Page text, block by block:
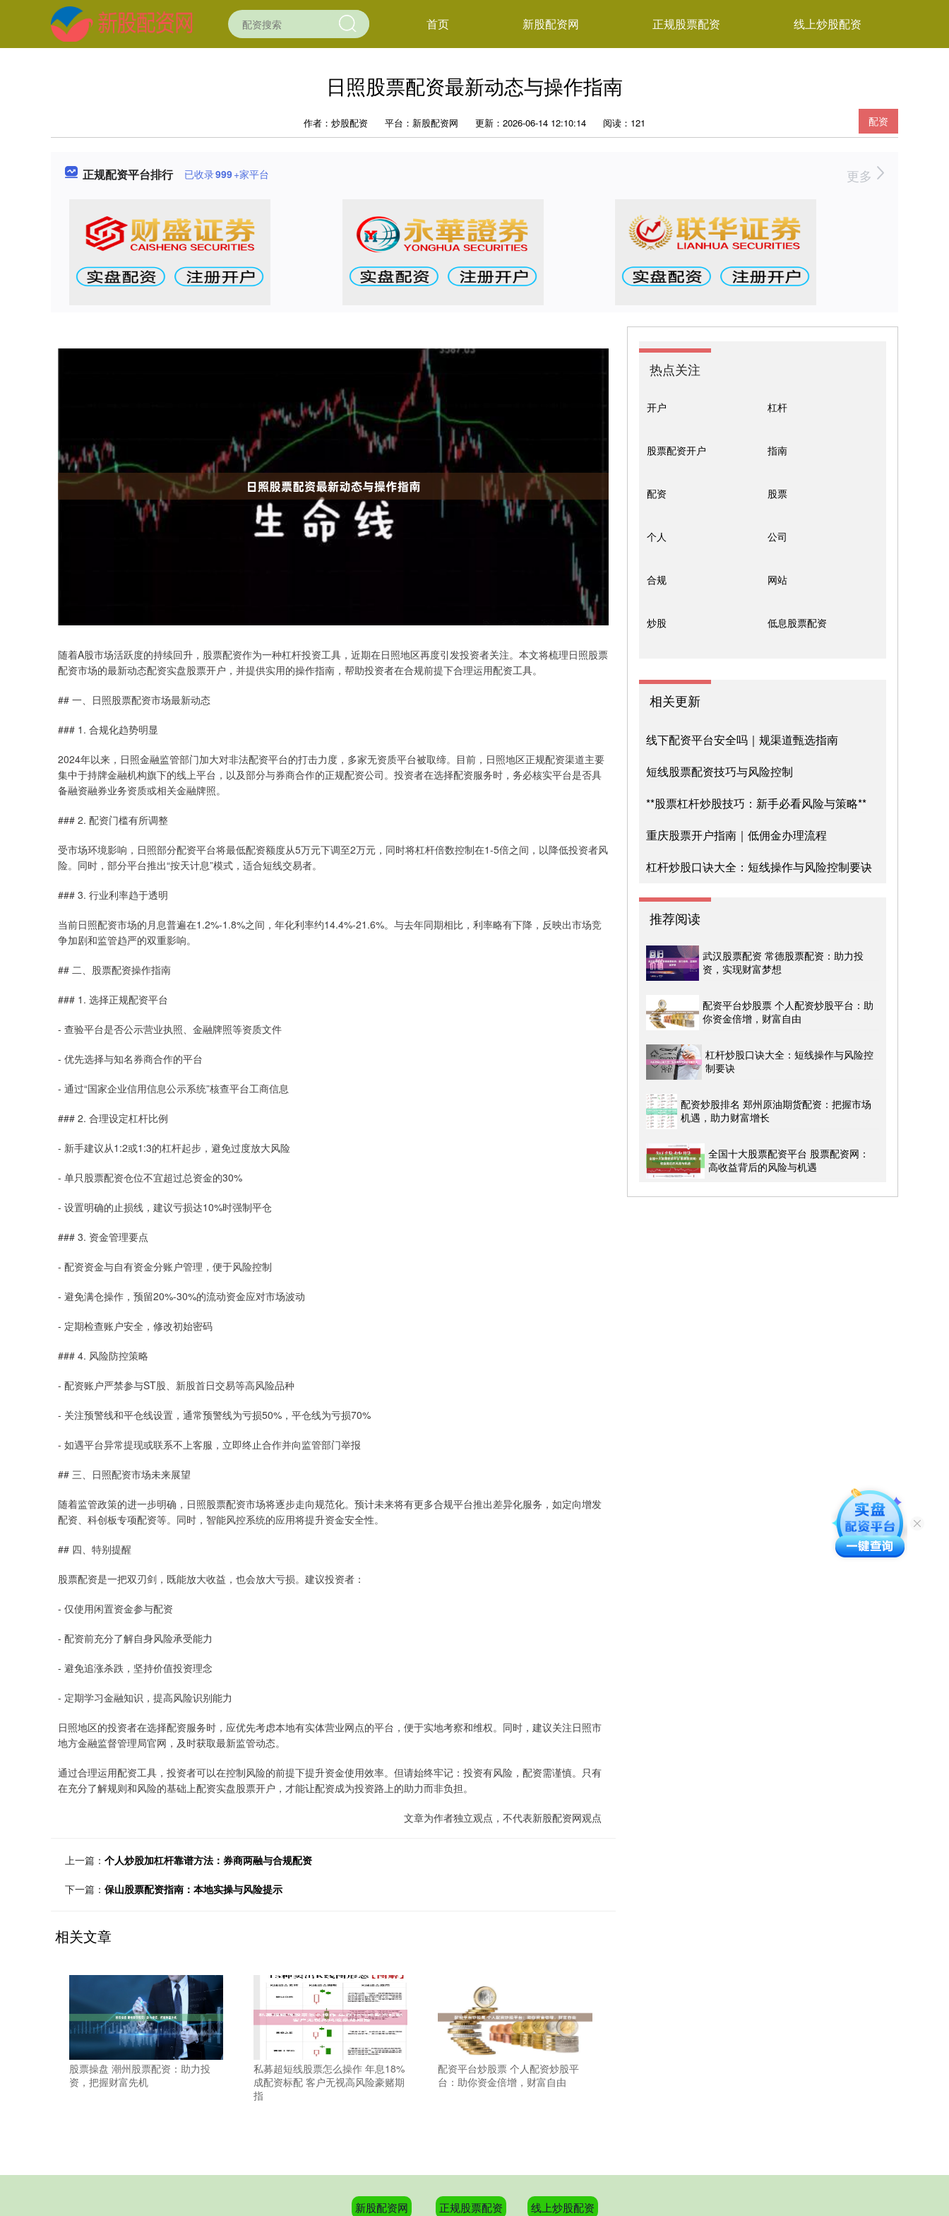
首页 新股配资网 正规股票配资 线上炒股配资
日照股票配资最新动态与操作指南
配资
作者：炒股配资 平台：新股配资网 更新：2026-06-14 12:10:14 阅读：121
正规配资平台排行 已收录999+家平台 更多
随着A股市场活跃度的持续回升，股票配资作为一种杠杆投资工具，近期在日照地区再度引发投资者关注。本文将梳理日照股票
配资市场的最新动态配资实盘股票开户，并提供实用的操作指南，帮助投资者在合规前提下合理运用配资工具。
## 一、日照股票配资市场最新动态
### 1. 合规化趋势明显
2024年以来，日照金融监管部门加大对非法配资平台的打击力度，多家无资质平台被取缔。目前，日照地区正规配资渠道主要
集中于持牌金融机构旗下的线上平台，以及部分与券商合作的正规配资公司。投资者在选择配资服务时，务必核实平台是否具
备融资融券业务资质或相关金融牌照。
### 2. 配资门槛有所调整
受市场环境影响，日照部分配资平台将最低配资额度从5万元下调至2万元，同时将杠杆倍数控制在1-5倍之间，以降低投资者风
险。同时，部分平台推出“按天计息”模式，适合短线交易者。
### 3. 行业利率趋于透明
当前日照配资市场的月息普遍在1.2%-1.8%之间，年化利率约14.4%-21.6%。与去年同期相比，利率略有下降，反映出市场竞
争加剧和监管趋严的双重影响。
## 二、股票配资操作指南
### 1. 选择正规配资平台
- 查验平台是否公示营业执照、金融牌照等资质文件
- 优先选择与知名券商合作的平台
- 通过“国家企业信用信息公示系统”核查平台工商信息
### 2. 合理设定杠杆比例
- 新手建议从1:2或1:3的杠杆起步，避免过度放大风险
- 单只股票配资仓位不宜超过总资金的30%
- 设置明确的止损线，建议亏损达10%时强制平仓
### 3. 资金管理要点
- 配资资金与自有资金分账户管理，便于风险控制
- 避免满仓操作，预留20%-30%的流动资金应对市场波动
- 定期检查账户安全，修改初始密码
### 4. 风险防控策略
- 配资账户严禁参与ST股、新股首日交易等高风险品种
- 关注预警线和平仓线设置，通常预警线为亏损50%，平仓线为亏损70%
- 如遇平台异常提现或联系不上客服，立即终止合作并向监管部门举报
## 三、日照配资市场未来展望
随着监管政策的进一步明确，日照股票配资市场将逐步走向规范化。预计未来将有更多合规平台推出差异化服务，如定向增发
配资、科创板专项配资等。同时，智能风控系统的应用将提升资金安全性。
## 四、特别提醒
股票配资是一把双刃剑，既能放大收益，也会放大亏损。建议投资者：
- 仅使用闲置资金参与配资
- 配资前充分了解自身风险承受能力
- 避免追涨杀跌，坚持价值投资理念
- 定期学习金融知识，提高风险识别能力
日照地区的投资者在选择配资服务时，应优先考虑本地有实体营业网点的平台，便于实地考察和维权。同时，建议关注日照市
地方金融监督管理局官网，及时获取最新监管动态。
通过合理运用配资工具，投资者可以在控制风险的前提下提升资金使用效率。但请始终牢记：投资有风险，配资需谨慎。只有
在充分了解规则和风险的基础上配资实盘股票开户，才能让配资成为投资路上的助力而非负担。
文章为作者独立观点，不代表新股配资网观点
上一篇： 个人炒股加杠杆靠谱方法：券商两融与合规配资
下一篇： 保山股票配资指南：本地实操与风险提示
相关文章
股票操盘 潮州股票配资：助力投
资，把握财富先机
私募超短线股票怎么操作 年息18%
成配资标配 客户无视高风险豪赌期
指
配资平台炒股票 个人配资炒股平
台：助你资金倍增，财富自由
热点关注
开户 杠杆
股票配资开户 指南
配资 股票
个人 公司
合规 网站
炒股 低息股票配资
相关更新
线下配资平台安全吗｜规渠道甄选指南
短线股票配资技巧与风险控制
**股票杠杆炒股技巧：新手必看风险与策略**
重庆股票开户指南｜低佣金办理流程
杠杆炒股口诀大全：短线操作与风险控制要诀
推荐阅读
武汉股票配资 常德股票配资：助力投
资，实现财富梦想
配资平台炒股票 个人配资炒股平台：助
你资金倍增，财富自由
杠杆炒股口诀大全：短线操作与风险控
制要诀
配资炒股排名 郑州原油期货配资：把握市场
机遇，助力财富增长
全国十大股票配资平台 股票配资网：
高收益背后的风险与机遇
新股配资网 正规股票配资 线上炒股配资